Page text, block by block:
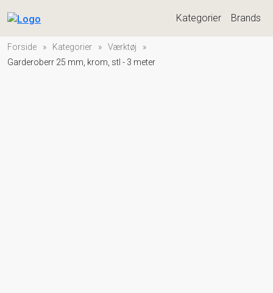
Kategorier Brands
Forside » Kategorier » Værktøj
»
Garderoberr 25 mm, krom, stl - 3 meter